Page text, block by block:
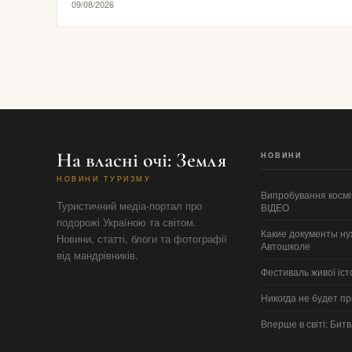
09/08/2026
На власні очі: Земля
НОВИНИ ТУРИЗМУ
Туристичний медіа-портал про
подорожі Україною та світом.
Новини, статті, блоги та фотографії
від мандрівників.
НОВИНИ
Випробування
ВІДЕО
Какие документы
Автошколе
Фестиваль живої
Никогда не будет
Вперше в світі: